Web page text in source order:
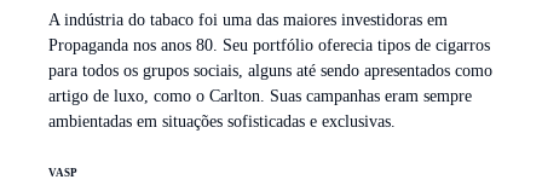
A indústria do tabaco foi uma das maiores investidoras em
Propaganda nos anos 80. Seu portfólio oferecia tipos de cigarros
para todos os grupos sociais, alguns até sendo apresentados como
artigo de luxo, como o Carlton. Suas campanhas eram sempre
ambientadas em situações sofisticadas e exclusivas.
VASP